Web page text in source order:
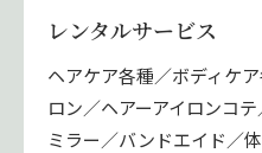
レンタルサービス
ヘアケア各種／ボディケ
ロン／ヘアーアイロンコ
ミラー／バンドエイド／